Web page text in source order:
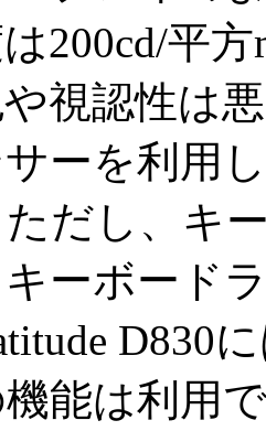
200cd/平
視認性は
ーを利用
だし、キ
ーボード
D830
能は利用